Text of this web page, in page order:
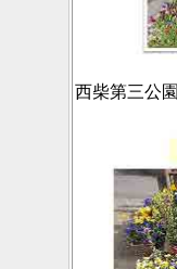
西柴第三公園